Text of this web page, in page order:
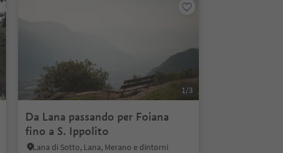
1/3
Da Lana passando per Foiana
fino a S. Ippolito
Lana di Sotto, Lana, Merano e dintorni